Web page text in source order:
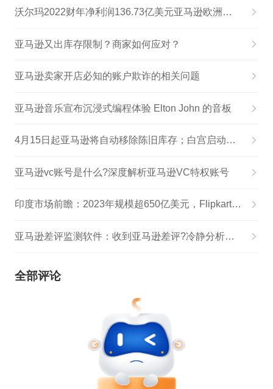
沃尔玛2022财年净利润136.73亿美元亚马逊欧洲配快递网络将于3月重新开放
亚马逊又出库存限制？商家如何应对？
亚马逊卖家开店必知的账户欺诈的相关问题
亚马逊音乐宣布沉浸式编程体验 Elton John 的音板
4月15日起亚马逊将自动移除陈旧库存；白宫启动供应链数据共享计划|跨境电商日报
亚马逊vc账号是什么?深度解析亚马逊VC特权账号
印度市场前瞻：2023年规模超650亿美元，Flipkart赢过亚马逊
亚马逊差评监测软件：收到亚马逊差评?冷静分析，沉着应对!
全部评论